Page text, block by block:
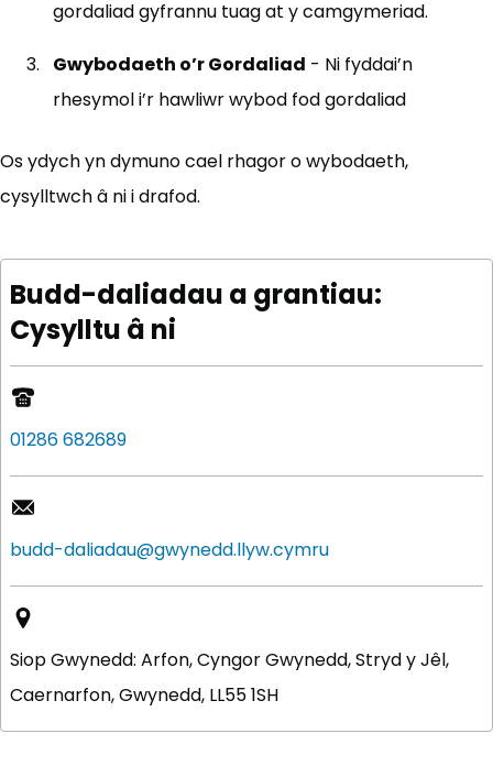
gordaliad gyfrannu tuag at y camgymeriad.
Gwybodaeth o’r Gordaliad - Ni fyddai’n
rhesymol i’r hawliwr wybod fod gordaliad
Os ydych yn dymuno cael rhagor o wybodaeth,
cysylltwch â ni i drafod.
Budd-daliadau a grantiau:
Cysylltu â ni
01286 682689
budd-daliadau@gwynedd.llyw.cymru
Siop Gwynedd: Arfon, Cyngor Gwynedd, Stryd y Jêl,
Caernarfon, Gwynedd, LL55 1SH